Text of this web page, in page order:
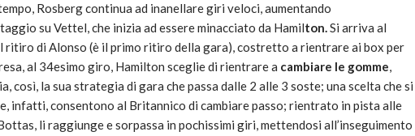
Rosberg continua ad inanellare giri veloci, aumentando
su Vettel, che inizia ad essere minacciato da Hamilton.Si arriva al
ritiro di Alonso (è il primo ritiro della gara), costretto a rientrare ai box per
al 34esimo giro, Hamilton sceglie di rientrare a cambiare le gomme,
così, la sua strategia di gara che passa dalle 2 alle 3 soste; una scelta che si
infatti, consentono al Britannico di cambiare passo; rientrato in pista alle
li raggiunge e sorpassa in pochissimi giri, mettendosi all’inseguimento